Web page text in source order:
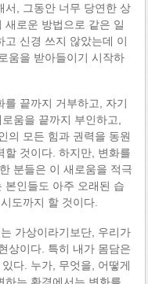
서, 그동안 너무 당연한 상
새로운 방법으로 같은 일
고 신경 쓰지 않았는데 이
움을 받아들이기 시작하
를 끝까지 거부하고, 자기
움을 끝까지 부인하고,
의 모든 힘과 권력을 동원
할 것이다. 하지만, 변화를
분들은 이 새로움을 적극
본인들도 아주 오래된 습
도까지 할 것이다.
가상이라기보단, 우리가
상이다. 특히 내가 몸담은
다. 누가, 무엇을, 어떻게